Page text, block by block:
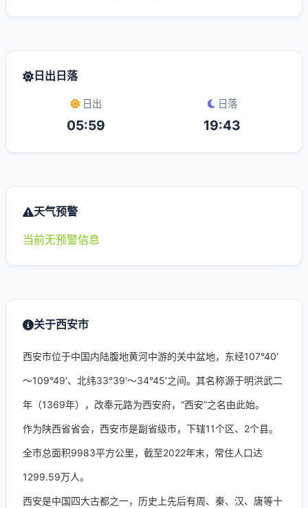
日出日落
日出
05:59
日落
19:43
天气预警
当前无预警信息
关于西安市
西安市位于中国内陆腹地黄河中游的关中盆地，东经107°40′
～109°49′、北纬33°39′～34°45′之间。其名称源于明洪武二
年（1369年），改奉元路为西安府，“西安”之名由此始。
作为陕西省省会，西安市是副省级市，下辖11个区、2个县。
全市总面积9983平方公里，截至2022年末，常住人口达
1299.59万人。
西安是中国四大古都之一，历史上先后有周、秦、汉、唐等十